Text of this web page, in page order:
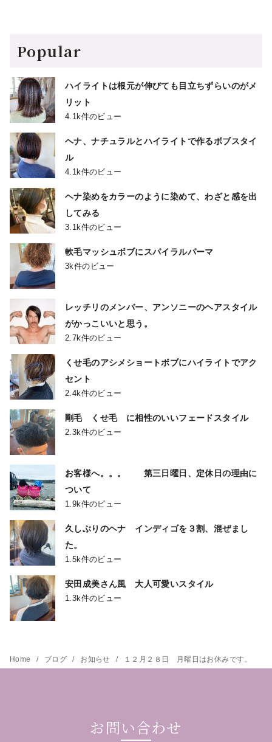
Popular
ハイライトは根元が伸びても目立ちずらいのがメ
リット
4.1k件のビュー
ヘナ、ナチュラルとハイライトで作るボブスタイ
ル
4.1k件のビュー
ヘナ染めをカラーのように染めて、わざと感を出
してみる
3.1k件のビュー
軟毛マッシュボブにスパイラルパーマ
3k件のビュー
レッチリのメンバー、アンソニーのヘアスタイル
がかっこいいと思う。
2.7k件のビュー
くせ毛のアシメショートボブにハイライトでアク
セント
2.4k件のビュー
剛毛 くせ毛 に相性のいいフェードスタイル
2.3k件のビュー
お客様へ。。。 第三日曜日、定休日の理由に
ついて
1.9k件のビュー
久しぶりのヘナ インディゴを３割、混ぜまし
た。
1.5k件のビュー
安田成美さん風 大人可愛いスタイル
1.3k件のビュー
Home ブログ お知らせ １２月２８日 月曜日はお休みです。
お問い合わせ